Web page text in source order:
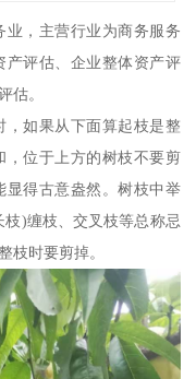
业，主营行业为商务服务
产评估、企业整体资产评
估。
，如果从下面算起枝是整
，位于上方的树枝不要剪
显得古意盎然。树枝中举
)缠枝、交叉枝等总称忌
枝时要剪掉。